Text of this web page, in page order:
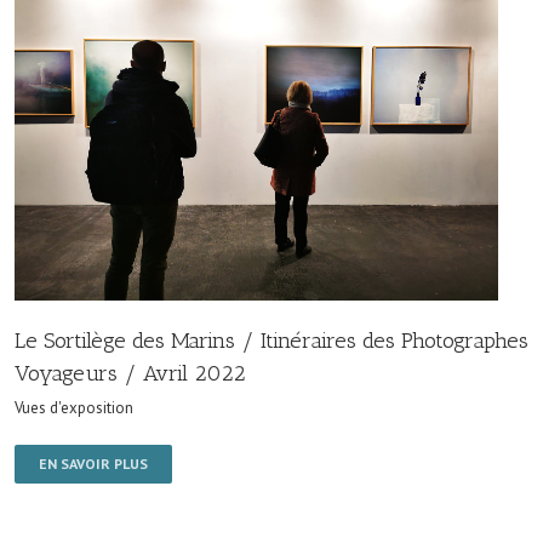
Le Sortilège des Marins / Itinéraires des Photographes
Voyageurs / Avril 2022
Vues d'exposition
EN SAVOIR PLUS